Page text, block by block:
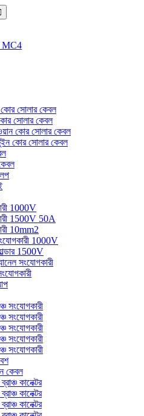
সোলার কেবল
সোলার কেবল
কোর সোলার কেবল
কোর সোলার কেবল
1000V
1500V 50A
10mm2
1000V
1500V
সংযোগকারী
সংযোগকারী
সংযোগকারী
সংযোগকারী
সংযোগকারী
সংযোগকারী
কেবল
কানেক্টর
কানেক্টর
কানেক্টর